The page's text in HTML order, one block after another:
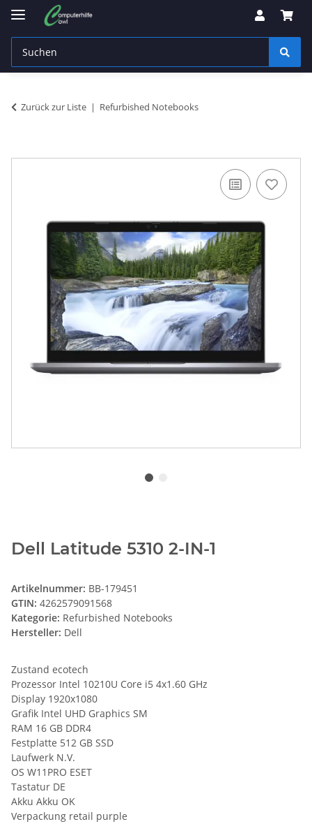
Zurück zur Liste Refurbished Notebooks
Dell Latitude 5310 2-IN-1
Artikelnummer: BB-179451
GTIN: 4262579091568
Kategorie: Refurbished Notebooks
Hersteller: Dell
Zustand ecotech
Prozessor Intel 10210U Core i5 4x1.60 GHz
Display 1920x1080
Grafik Intel UHD Graphics SM
RAM 16 GB DDR4
Festplatte 512 GB SSD
Laufwerk N.V.
OS W11PRO ESET
Tastatur DE
Akku Akku OK
Verpackung retail purple